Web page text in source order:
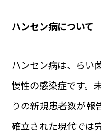
ハンセン病について
ハンセン病は、らい
慢性の感染症です。
りの新規患者数が報
確立された現代では